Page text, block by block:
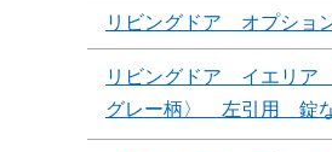
リビングドア オプショ
リビングドア イエリ
グレー柄〉 左引用 錠